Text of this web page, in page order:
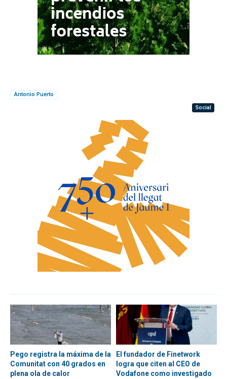
Antonio Puerto
Social
Pego registra la máxima de la
Comunitat con 40 grados en
plena ola de calor
El fundador de Finetwork
logra que citen al CEO de
Vodafone como investigado